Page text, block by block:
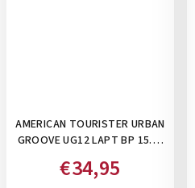
AMERICAN TOURISTER URBAN
GROOVE UG12 LAPT BP 15.6"
NOTEBOOK, 20,5 L
€34,95